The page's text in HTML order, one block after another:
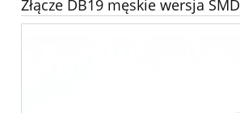
Złącze DB19 męskie wersja SMD